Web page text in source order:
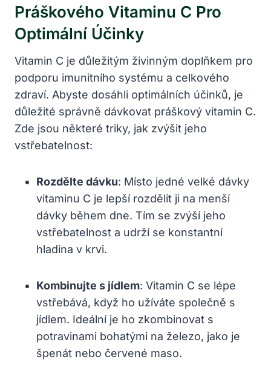
Práškového ⁢vitaminu C⁢ Pro
Optimální Účinky
Vitamin C je důležitým živinným ‌doplňkem pro⁢
podporu imunitního systému ‌a ⁣celkového
zdraví. ⁤Abyste dosáhli optimálních účinků, je
důležité správně dávkovat‍ práškový ‍vitamin ‌C.
Zde jsou některé triky, jak zvýšit jeho
vstřebatelnost:
Rozdělte ‌dávku: Místo​ jedné velké dávky
vitaminu C je lepší rozdělit ji na menší
dávky ⁤během dne. Tím se zvýší jeho
vstřebatelnost a udrží ⁤se konstantní
hladina v ⁣krvi.
Kombinujte s jídlem: Vitamin C se lépe
vstřebává, když ho ⁣užíváte společně s⁣
jídlem. Ideální je ho zkombinovat s
potravinami​ bohatými na železo, jako ‍je
špenát nebo červené maso.